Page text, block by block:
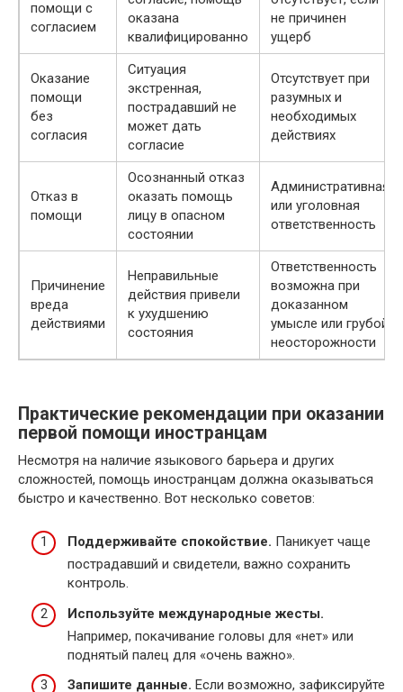
помощи с
согласием
оказана
квалифицированно
не причинен
ущерб
Оказание
помощи
без
согласия
Ситуация
экстренная,
пострадавший не
может дать
согласие
Отсутствует при
разумных и
необходимых
действиях
Отказ в
помощи
Осознанный отказ
оказать помощь
лицу в опасном
состоянии
Административная
или уголовная
ответственность
Причинение
вреда
действиями
Неправильные
действия привели
к ухудшению
состояния
Ответственность
возможна при
доказанном
умысле или грубой
неосторожности
Практические рекомендации при оказании
первой помощи иностранцам
Несмотря на наличие языкового барьера и других
сложностей, помощь иностранцам должна оказываться
быстро и качественно. Вот несколько советов:
Поддерживайте спокойствие. Паникует чаще
пострадавший и свидетели, важно сохранить
контроль.
Используйте международные жесты.
Например, покачивание головы для «нет» или
поднятый палец для «очень важно».
Запишите данные. Если возможно, зафиксируйте